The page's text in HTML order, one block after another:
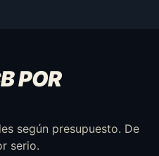
POR
según presupuesto. De
serio.